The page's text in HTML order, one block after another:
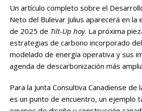
Un artículo completo sobre el
Neto del Bulevar Julius aparecerá en la
de 2025 de Tilt-Up hoy. La próxima
estrategias de carbono incorporado
modelado de energía operativa y sus
agenda de descarbonización más
Para la Junta Consultiva Canadiense de
es un punto de encuentro, un ejemplo